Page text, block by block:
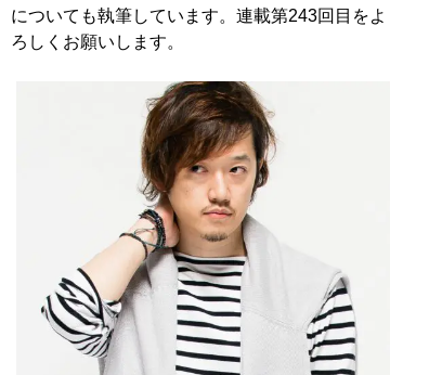
についても執筆しています。連載第243回目をよ
ろしくお願いします。